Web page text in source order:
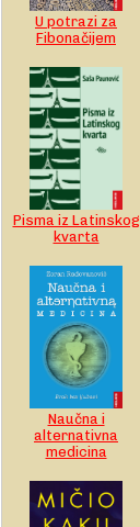
U potrazi za
Fibonačijem
Pisma iz Latinskog
kvarta
Naučna i
alternativna
medicina